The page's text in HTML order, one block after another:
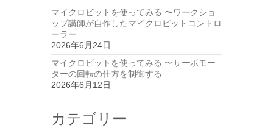
マイクロビットを使ってみる 〜ワークショ
ップ講師が自作したマイクロビットコントロ
ーラー
2026年6月24日
マイクロビットを使ってみる 〜サーボモー
ターの回転の仕方を制御する
2026年6月12日
カテゴリー